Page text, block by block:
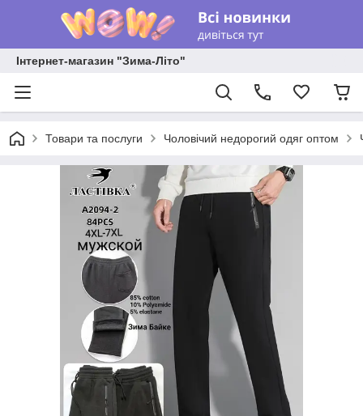
Інтернет-магазин "Зима-Літо"
Товари та послуги Чоловічий недорогий одяг оптом